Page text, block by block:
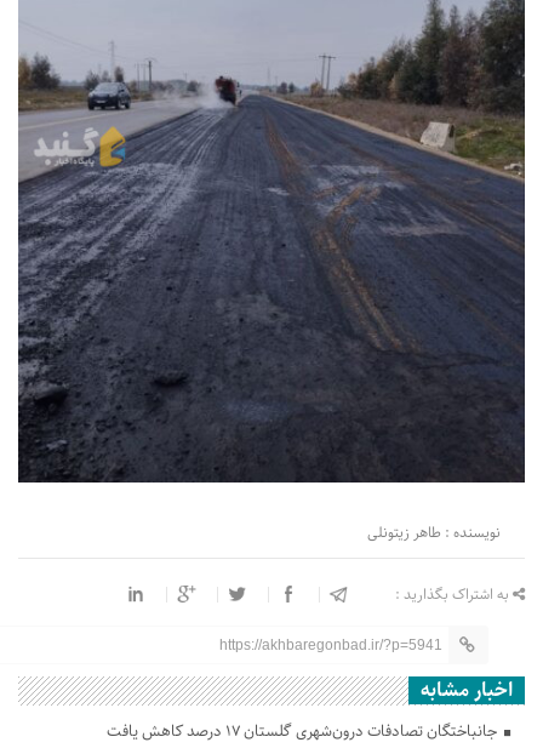
نویسنده : طاهر زیتونلی
به اشتراک بگذارید :
https://akhbaregonbad.ir/?p=5941
اخبار مشابه
جانباختگان تصادفات درون‌شهری گلستان ۱۷ درصد کاهش یافت